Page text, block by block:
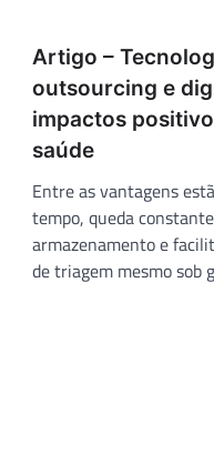
Artigo –
outsourcing e
impactos
saúde
Entre as vantagens
tempo, queda
armazenamento e
de triagem mesmo sob